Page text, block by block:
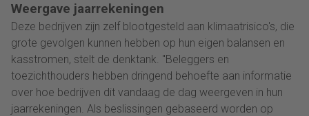
Weergave jaarrekeningen
Deze bedrijven zijn zelf blootgesteld aan klimaatrisico's, die
grote gevolgen kunnen hebben op hun eigen balansen en
kasstromen, stelt de denktank. "Beleggers en
toezichthouders hebben dringend behoefte aan informatie
over hoe bedrijven dit vandaag de dag weergeven in hun
jaarrekeningen. Als beslissingen gebaseerd worden op